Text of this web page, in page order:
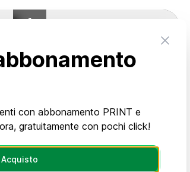
Close
con abbonamento PRINT e
gratuitamente con pochi click!